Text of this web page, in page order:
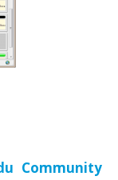
Community